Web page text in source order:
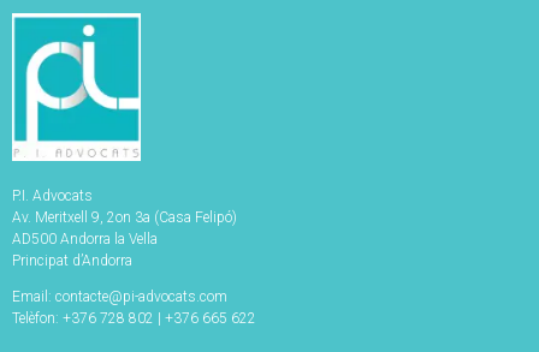
P.I. Advocats
Av. Meritxell 9, 2on 3a (Casa Felipó)
AD500 Andorra la Vella
Principat d’Andorra
Email: contacte@pi-advocats.com
Telèfon: +376 728 802 | +376 665 622